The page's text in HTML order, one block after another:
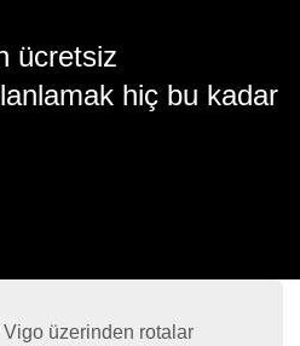
ücretsiz
hiç bu kadar
Vigo üzerinden rotalar